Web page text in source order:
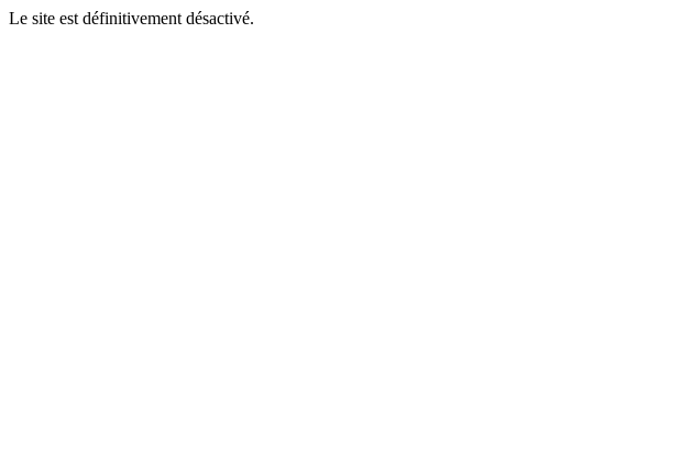
Le site est définitivement désactivé.